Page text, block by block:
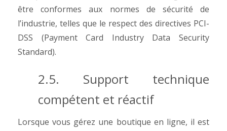
être conformes aux normes de sécurité de
l’industrie, telles que le respect des directives PCI-
DSS (Payment Card Industry Data Security
Standard).
2.5. Support technique
compétent et réactif
Lorsque vous gérez une boutique en ligne, il est